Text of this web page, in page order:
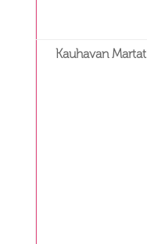
Kauhavan Martat